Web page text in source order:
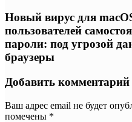
Новый вирус для
пользователей
пароли: под угрозой
браузеры
Добавить комментарий
Ваш адрес email не будет
помечены *